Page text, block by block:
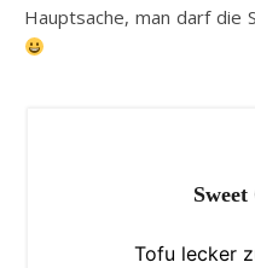
Hauptsache, man darf die
Tofu lecker